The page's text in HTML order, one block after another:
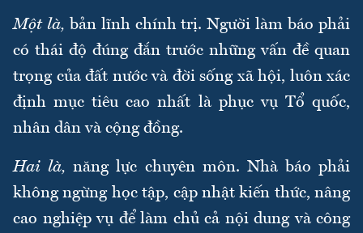
Một là, bản lĩnh chính trị. Người làm báo phải
có thái độ đúng đắn trước những vấn đề quan
trọng của đất nước và đời sống xã hội, luôn xác
định mục tiêu cao nhất là phục vụ Tổ quốc,
nhân dân và cộng đồng.
Hai là, năng lực chuyên môn. Nhà báo phải
không ngừng học tập, cập nhật kiến thức, nâng
cao nghiệp vụ để làm chủ cả nội dung và công